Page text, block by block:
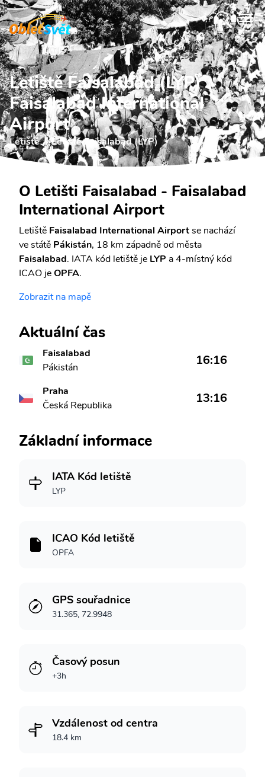
Letiště Faisalabad (LYP)
Faisalabad International
Airport
Letiště Letiště Faisalabad (LYP)
O Letišti Faisalabad - Faisalabad
International Airport
Letiště Faisalabad International Airportse nachází
ve státě Pákistán, 18 km západně od města
Faisalabad. IATA kód letiště je LYP a 4-místný kód
ICAO jeOPFA.
Zobrazit na mapě
Aktuální čas
Faisalabad
Pákistán
16:16
Praha
Česká Republika
13:16
Základní informace
IATA Kód letiště
LYP
ICAO Kód letiště
OPFA
GPS souřadnice
31.365, 72.9948
Časový posun
+3h
Vzdálenost od centra
18.4 km